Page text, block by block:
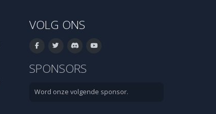
VOLG ONS
SPONSORS
Word onze volgende sponsor.